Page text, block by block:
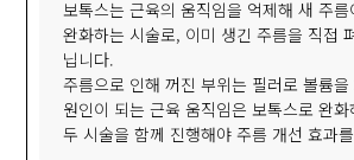
보톡스는 근육의 움직임을 억제해 새 주
완화하는 시술로, 이미 생긴 주름을 직접
닙니다.
주름으로 인해 꺼진 부위는 필러로 볼륨
원인이 되는 근육 움직임은 보톡스로 완
두 시술을 함께 진행해야 주름 개선 효과